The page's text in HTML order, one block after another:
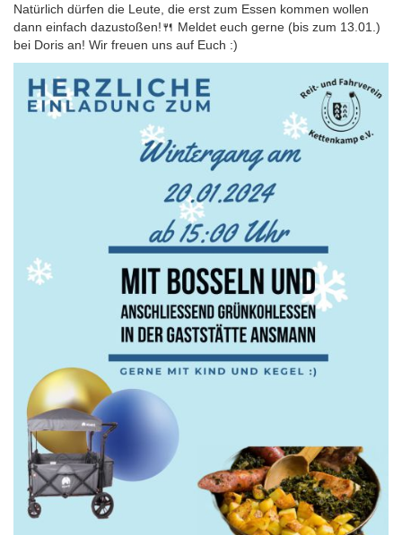
Natürlich dürfen die Leute, die erst zum Essen kommen wollen
dann einfach dazustoßen!🍴 Meldet euch gerne (bis zum 13.01.)
bei Doris an! Wir freuen uns auf Euch :)